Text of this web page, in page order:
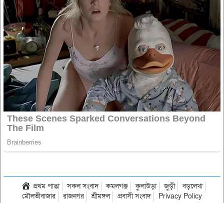
প্রথম পাতা সকল সংবাদ কমলগঞ্জ কুলাউড়া জুড়ী
বড়লেখা
মৌলভীবাজার
রাজনগর শ্রীমঙ্গল প্রবাসী সংবাদ Privacy Policy